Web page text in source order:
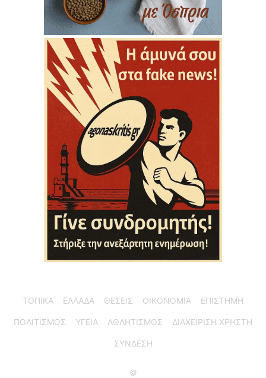
ΤΟΠΙΚΑ ΕΛΛΑΔΑ ΘΕΣΕΙΣ ΟΙΚΟΝΟΜΙΑ ΕΠΙΣΤΗΜΗ
ΠΟΛΙΤΙΣΜΟΣ ΥΓΕΙΑ ΑΘΛΗΤΙΣΜΟΣ ΔΙΑΧΕΙΡΙΣΗ ΧΡΗΣΤΗ
ΣΥΝΔΕΣΗ
©